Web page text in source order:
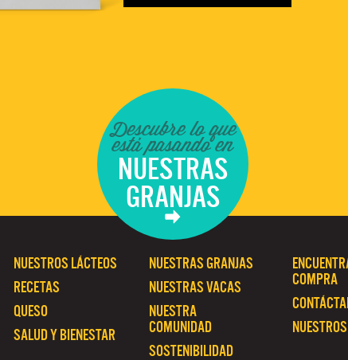
Descubre lo que
está pasando en
NUESTRAS
GRANJAS
COMPRA
NUESTRAS GRANJAS
NUESTRAS VACAS
NUESTRA
COMUNIDAD
SOSTENIBILIDAD
NUESTROS LÁCTEOS
RECETAS
QUESO
SALUD Y BIENESTAR